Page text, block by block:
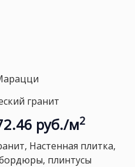
гранит
руб./м2
Настенная плитка,
плинтусы